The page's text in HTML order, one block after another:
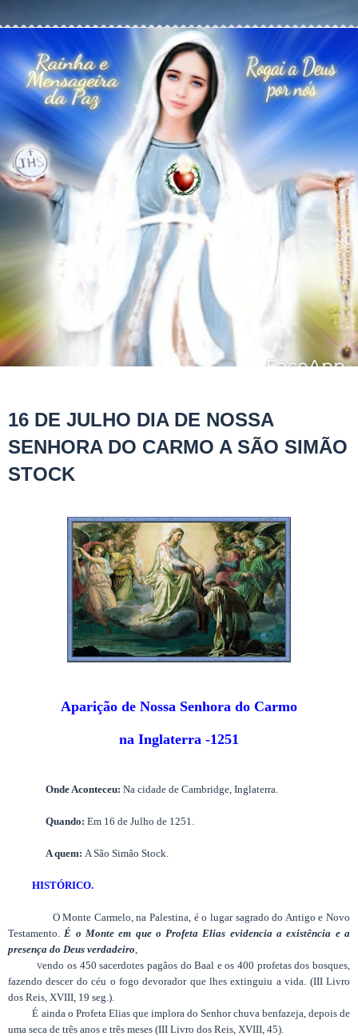
16 DE JULHO DIA DE NOSSA
SENHORA DO CARMO A SÃO SIMÃO
STOCK
Aparição de Nossa Senhora do Carmo
na Inglaterra -1251
Onde Aconteceu: Na cidade de Cambridge, Inglaterra.
Quando: Em 16 de Julho de 1251.
A quem: A São Simão Stock.
HISTÓRICO.
O Monte Carmelo, na Palestina, é o lugar sagrado do Antigo e Novo
Testamento. É o Monte em que o Profeta Elias evidencia a existência e a
presença do Deus verdadeiro
Vendo os 450 sacerdotes pagãos do Baal e os 400 profetas dos bosques,
fazendo descer do céu o fogo devorador que lhes extinguiu a vida. (III Livro
dos Reis, XVIII, 19 seg.).
É ainda o Profeta Elias que implora do Senhor chuva benfazeja, depois de
uma seca de três anos e três meses (III Livro dos Reis, XVIII, 45).